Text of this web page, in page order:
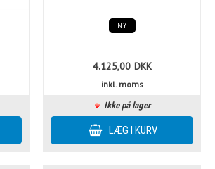
NY
4.125,00 DKK
inkl. moms
Ikke på lager